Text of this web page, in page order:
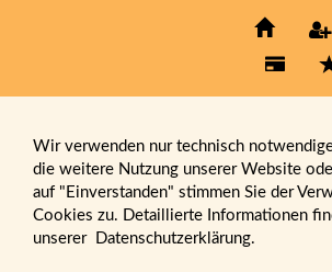
Wir verwenden nur technisch
die weitere Nutzung unserer Website
auf "Einverstanden" stimmen Sie der
Cookies zu. Detaillierte Informationen
unserer Datenschutzerklärung.